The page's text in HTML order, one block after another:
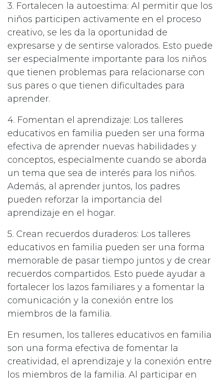
3. Fortalecen la autoestima: Al permitir que los
niños participen activamente en el proceso
creativo, se les da la oportunidad de
expresarse y de sentirse valorados. Esto puede
ser especialmente importante para los niños
que tienen problemas para relacionarse con
sus pares o que tienen dificultades para
aprender.
4. Fomentan el aprendizaje: Los talleres
educativos en familia pueden ser una forma
efectiva de aprender nuevas habilidades y
conceptos, especialmente cuando se aborda
un tema que sea de interés para los niños.
Además, al aprender juntos, los padres
pueden reforzar la importancia del
aprendizaje en el hogar.
5. Crean recuerdos duraderos: Los talleres
educativos en familia pueden ser una forma
memorable de pasar tiempo juntos y de crear
recuerdos compartidos. Esto puede ayudar a
fortalecer los lazos familiares y a fomentar la
comunicación y la conexión entre los
miembros de la familia.
En resumen, los talleres educativos en familia
son una forma efectiva de fomentar la
creatividad, el aprendizaje y la conexión entre
los miembros de la familia. Al participar en